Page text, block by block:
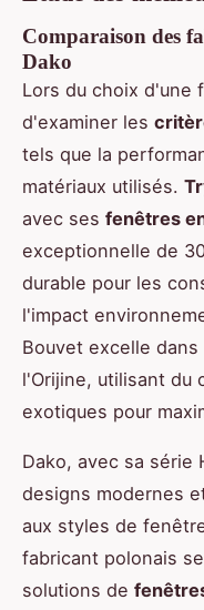
Comparaison des
Dako
Lors du choix d'une
d'examiner les
tels que la
matériaux utilisés.
avec ses fenêtres
exceptionnelle de
durable pour les
l'impact
Bouvet excelle dans
l'Orijine, utilisant du
exotiques pour
Dako, avec sa série
designs modernes
aux styles de
fabricant polonais
solutions de